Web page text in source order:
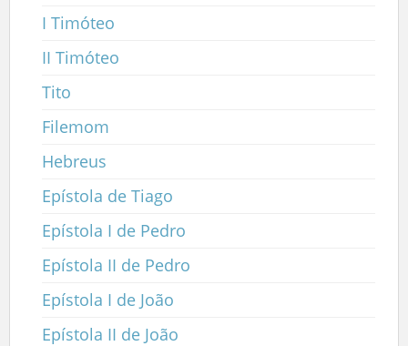
I Timóteo
II Timóteo
Tito
Filemom
Hebreus
Epístola de Tiago
Epístola I de Pedro
Epístola II de Pedro
Epístola I de João
Epístola II de João